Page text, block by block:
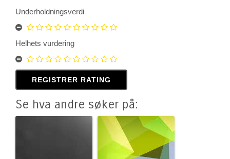
Underholdningsverdi
Helhets vurdering
Se hva andre søker på: